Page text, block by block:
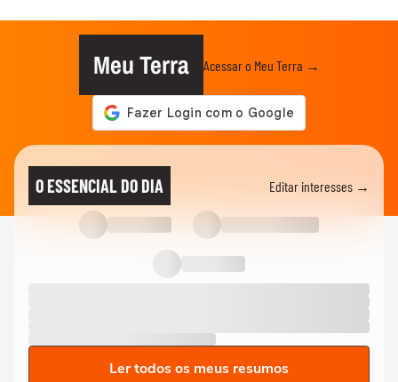
Meu Terra Acessar o Meu Terra →
O ESSENCIAL DO DIA Editar interesses →
Ler todos os meus resumos